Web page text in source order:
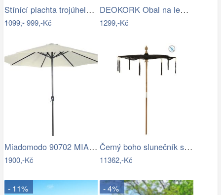
Stínící plachta trojúhelník 3*3*3 m šedá
1099,-999,-Kč
DEOKORK Obal na lehátko 235x90x60 cm
1299,-Kč
Miadomodo 90702 MIADOMODO Slunečník s…
1900,-Kč
Černý boho slunečník s dřevěnou tyčí a…
11362,-Kč
- 11% - 4%